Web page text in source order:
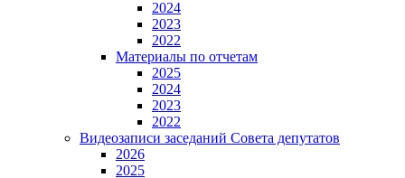
2024
2023
2022
Материалы по отчетам
2025
2024
2023
2022
Видеозаписи заседаний Совета депутатов
2026
2025